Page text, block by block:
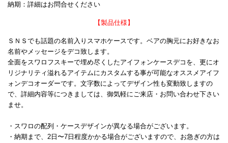
納期：詳細はお問合せください
【製品仕様】
ＳＮＳでも話題の名前入りスマホケースです。ベアの胸元にお好きなお
名前やメッセージをデコ致します。
全面をスワロフスキーで埋め尽くしたアイフォンケースデコを、更にオ
リジナリティ溢れるアイテムにカスタムする事が可能なオススメアイフ
ォンデコオーダーです。文字数によってデザイン性も変動致しますの
で、詳細内容等につきましては、御気軽にご来店・お問い合わせ下さい
ませ。
・スワロの配列・ケースデザインが異なる場合がございます。
・納期まで、2日〜7日程度かかる場合がございますので、お急ぎの方は